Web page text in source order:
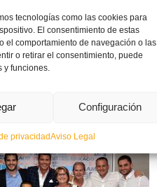
tecnologías como las cookies para
El consentimiento de estas
el comportamiento de navegación o las
o retirar el consentimiento, puede
y funciones.
Configuración
privacidadAviso Legal
entidad- con dos
se congregaron más de
se rindió homenaje a
además de al secretario del
Juan Miguel